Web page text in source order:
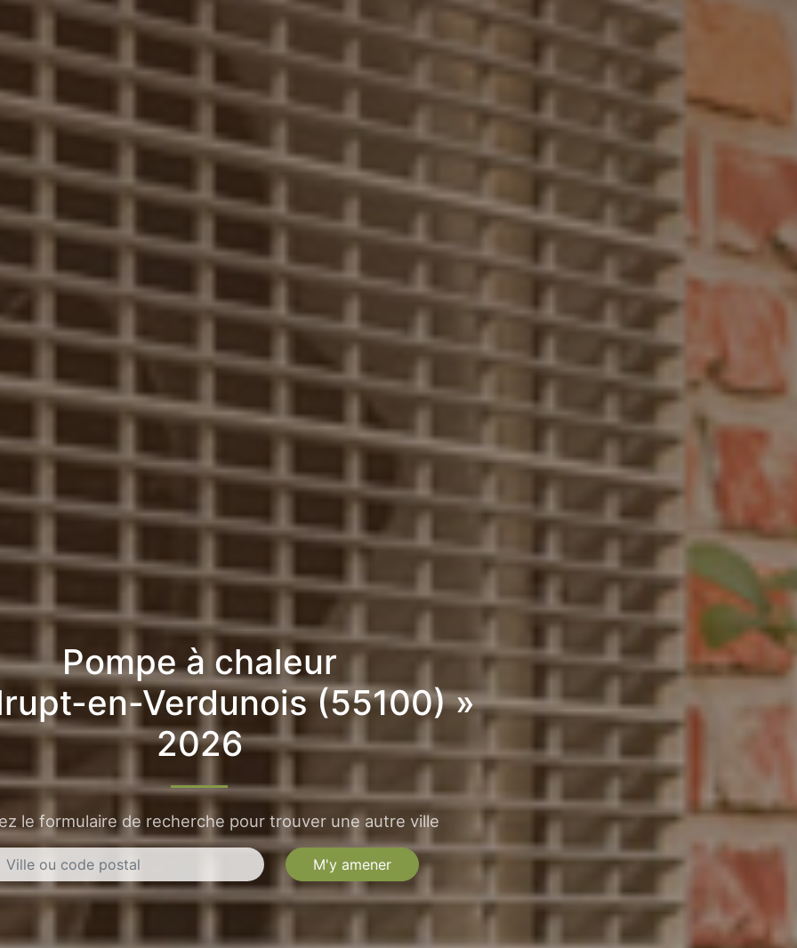
Pompe à chaleur
en-Verdunois (55100) »
2026
le formulaire de recherche pour trouver une autre ville
M'y amener